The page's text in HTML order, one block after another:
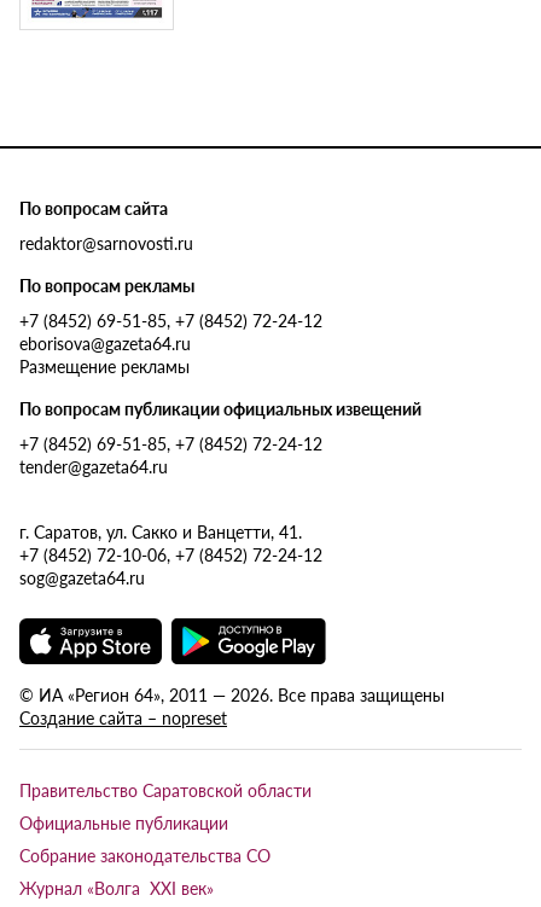
По вопросам сайта
redaktor@sarnovosti.ru
По вопросам рекламы
+7 (8452) 69-51-85, +7 (8452) 72-24-12
eborisova@gazeta64.ru
Размещение рекламы
По вопросам публикации официальных извещений
+7 (8452) 69-51-85, +7 (8452) 72-24-12
tender@gazeta64.ru
г. Саратов, ул. Сакко и Ванцетти, 41.
+7 (8452) 72-10-06, +7 (8452) 72-24-12
sog@gazeta64.ru
© ИА «Регион 64», 2011 — 2026. Все права защищены
Создание сайта – nopreset
Правительство Саратовской области
Официальные публикации
Собрание законодательства СО
Журнал «Волга XXI век»